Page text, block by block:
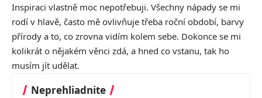
Inspiraci vlastně moc nepotřebuji. Všechny nápady se mi
rodí v hlavě, často mě ovlivňuje třeba roční období, barvy
přírody a to, co zrovna vidím kolem sebe. Dokonce se mi
kolikrát o nějakém věnci zdá, a hned co vstanu, tak ho
musím jít udělat.
Neprehliadnite